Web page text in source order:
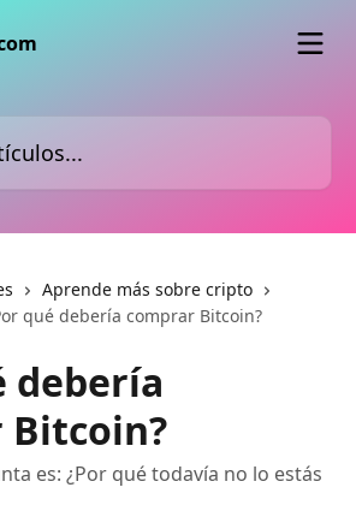
Aprende más sobre cripto
qué debería comprar Bitcoin?
debería
Bitcoin?
es: ¿Por qué todavía no lo estás